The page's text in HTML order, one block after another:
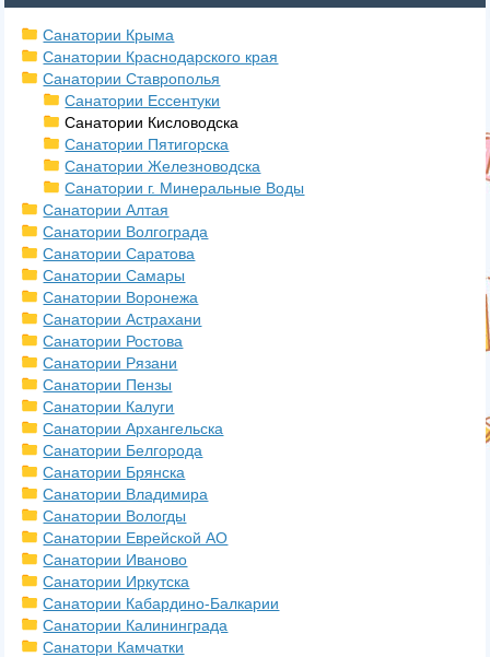
Санатории Крыма
Санатории Краснодарского края
Санатории Ставрополья
Санатории Ессентуки
Санатории Кисловодска
Санатории Пятигорска
Санатории Железноводска
Санатории г. Минеральные Воды
Санатории Алтая
Санатории Волгограда
Санатории Саратова
Санатории Самары
Санатории Воронежа
Санатории Астрахани
Санатории Ростова
Санатории Рязани
Санатории Пензы
Санатории Калуги
Санатории Архангельска
Санатории Белгорода
Санатории Брянска
Санатории Владимира
Санатории Вологды
Санатории Еврейской АО
Санатории Иваново
Санатории Иркутска
Санатории Кабардино-Балкарии
Санатории Калининграда
Санатори Камчатки